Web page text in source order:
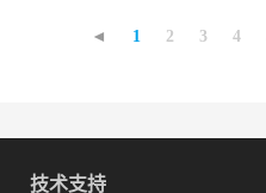
◄ 1 2 3 4
技术支持